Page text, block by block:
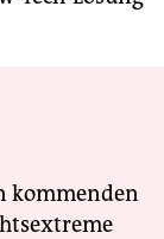
kommenden